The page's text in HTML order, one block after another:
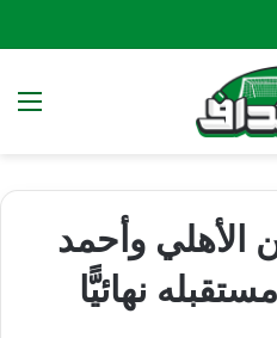
الأهلي وأحمد
نهائيًّا